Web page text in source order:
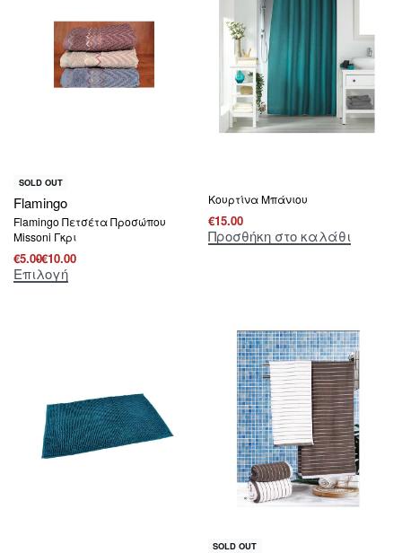
SOLD OUT
Flamingo
Flamingo Πετσέτα Προσώπου
Missoni Γκρι
€5.00€10.00
Επιλογή
Κουρτίνα Μπάνιου
€15.00
Προσθήκη στο καλάθι
SOLD OUT